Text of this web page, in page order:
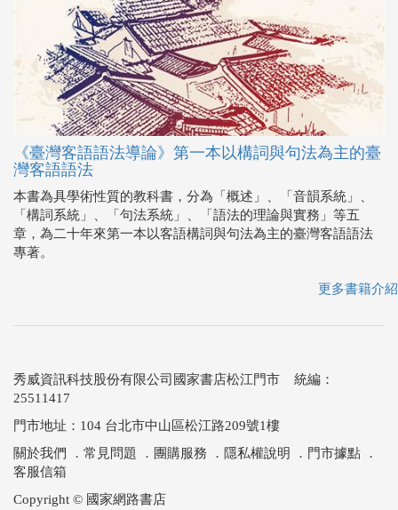
《臺灣客語語法導論》第一本以構詞與句法為主的臺
灣客語語法
本書為具學術性質的教科書，分為「概述」、「音韻系統」、
「構詞系統」、「句法系統」、「語法的理論與實務」等五
章，為二十年來第一本以客語構詞與句法為主的臺灣客語語法
專著。
更多書籍介紹
秀威資訊科技股份有限公司國家書店松江門市 統編：
25511417
門市地址：104 台北市中山區松江路209號1樓
關於我們
． 常見問題 ． 團購服務 ． 隱私權說明 ． 門市據點 ．
客服信箱
Copyright © 國家網路書店